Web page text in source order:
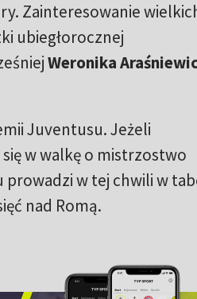
Zainteresowanie
ubiegłorocznej
Weronika
Juventusu. Jeżeli
się w walkę o mistrzostwo
prowadzi w tej chwili w
nad Romą.